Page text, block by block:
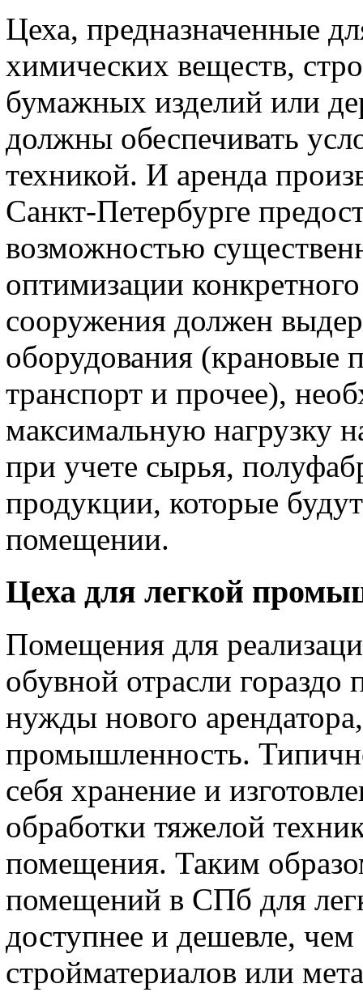
Цеха, предназначенные
химических веществ,
бумажных изделий или
должны обеспечивать
техникой. И аренда
Санкт-Петербурге
возможностью
оптимизации
сооружения должен
оборудования (крановые
транспорт и прочее),
максимальную нагрузку
при учете сырья,
продукции, которые
помещении.
Цеха для легкой
Помещения для
обувной отрасли гораздо
нужды нового
промышленность.
себя хранение и
обработки тяжелой
помещения. Таким
помещений в СПб для
доступнее и дешевле,
стройматериалов или